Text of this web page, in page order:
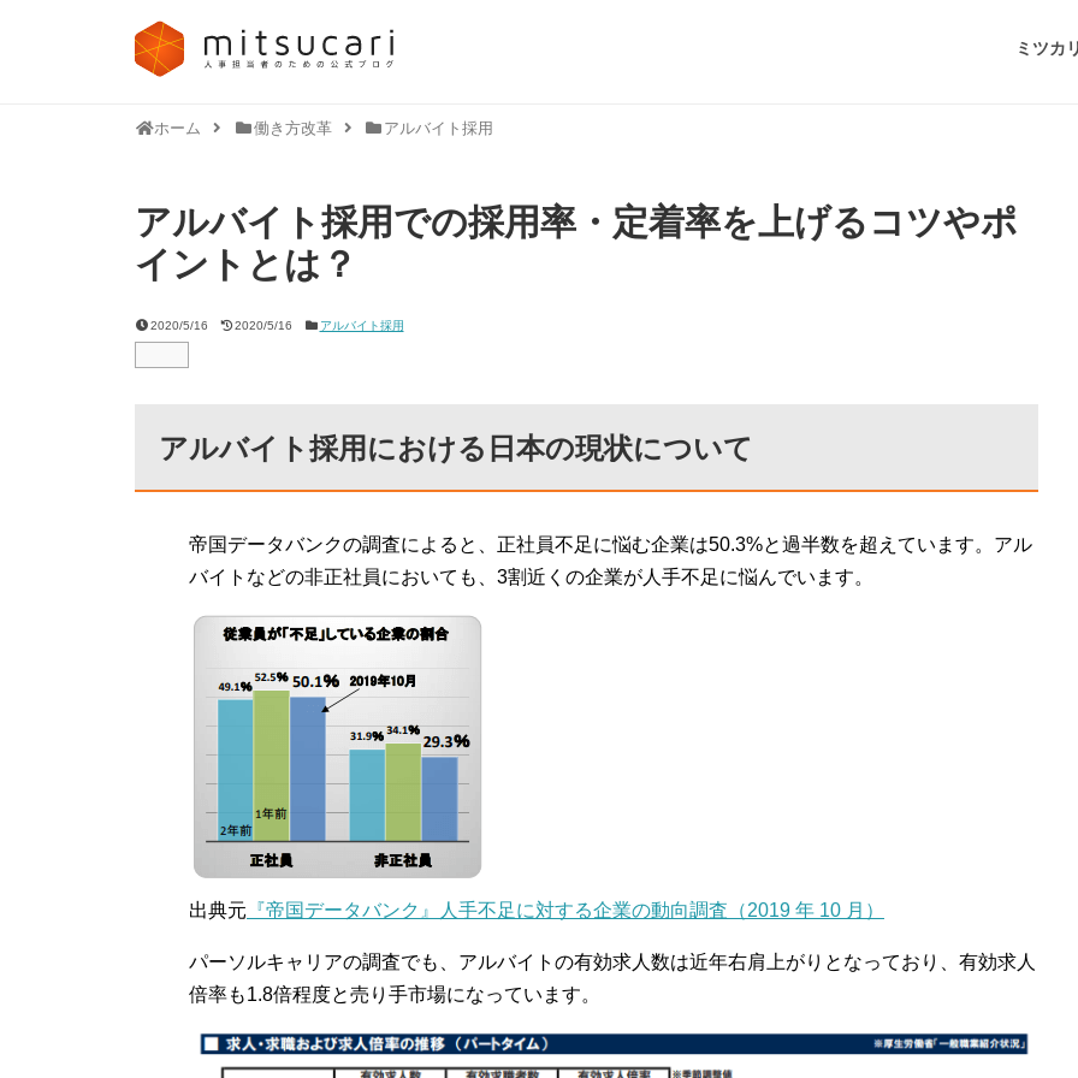
ミツカ
ホーム 働き方改革 アルバイト採用
アルバイト採用での採用率・定着率を上げるコツやポ
イントとは？
2020/5/16 2020/5/16 アルバイト採用
アルバイト採用における日本の現状について
帝国データバンクの調査によると、正社員不足に悩む企業は50.3%と過半数を超えています。アル
バイトなどの非正社員においても、3割近くの企業が人手不足に悩んでいます。
出典元 『帝国データバンク』人手不足に対する企業の動向調査（2019 年 10 月）
パーソルキャリアの調査でも、アルバイトの有効求人数は近年右肩上がりとなっており、有効求人
倍率も1.8倍程度と売り手市場になっています。